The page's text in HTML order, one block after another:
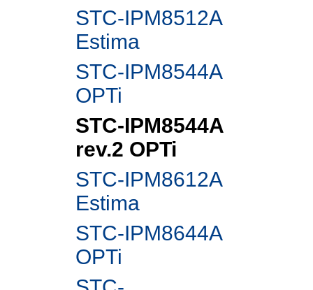
STC-IPM8512A
Estima
STC-IPM8544A
OPTi
STC-IPM8544A
rev.2 OPTi
STC-IPM8612A
Estima
STC-IPM8644A
OPTi